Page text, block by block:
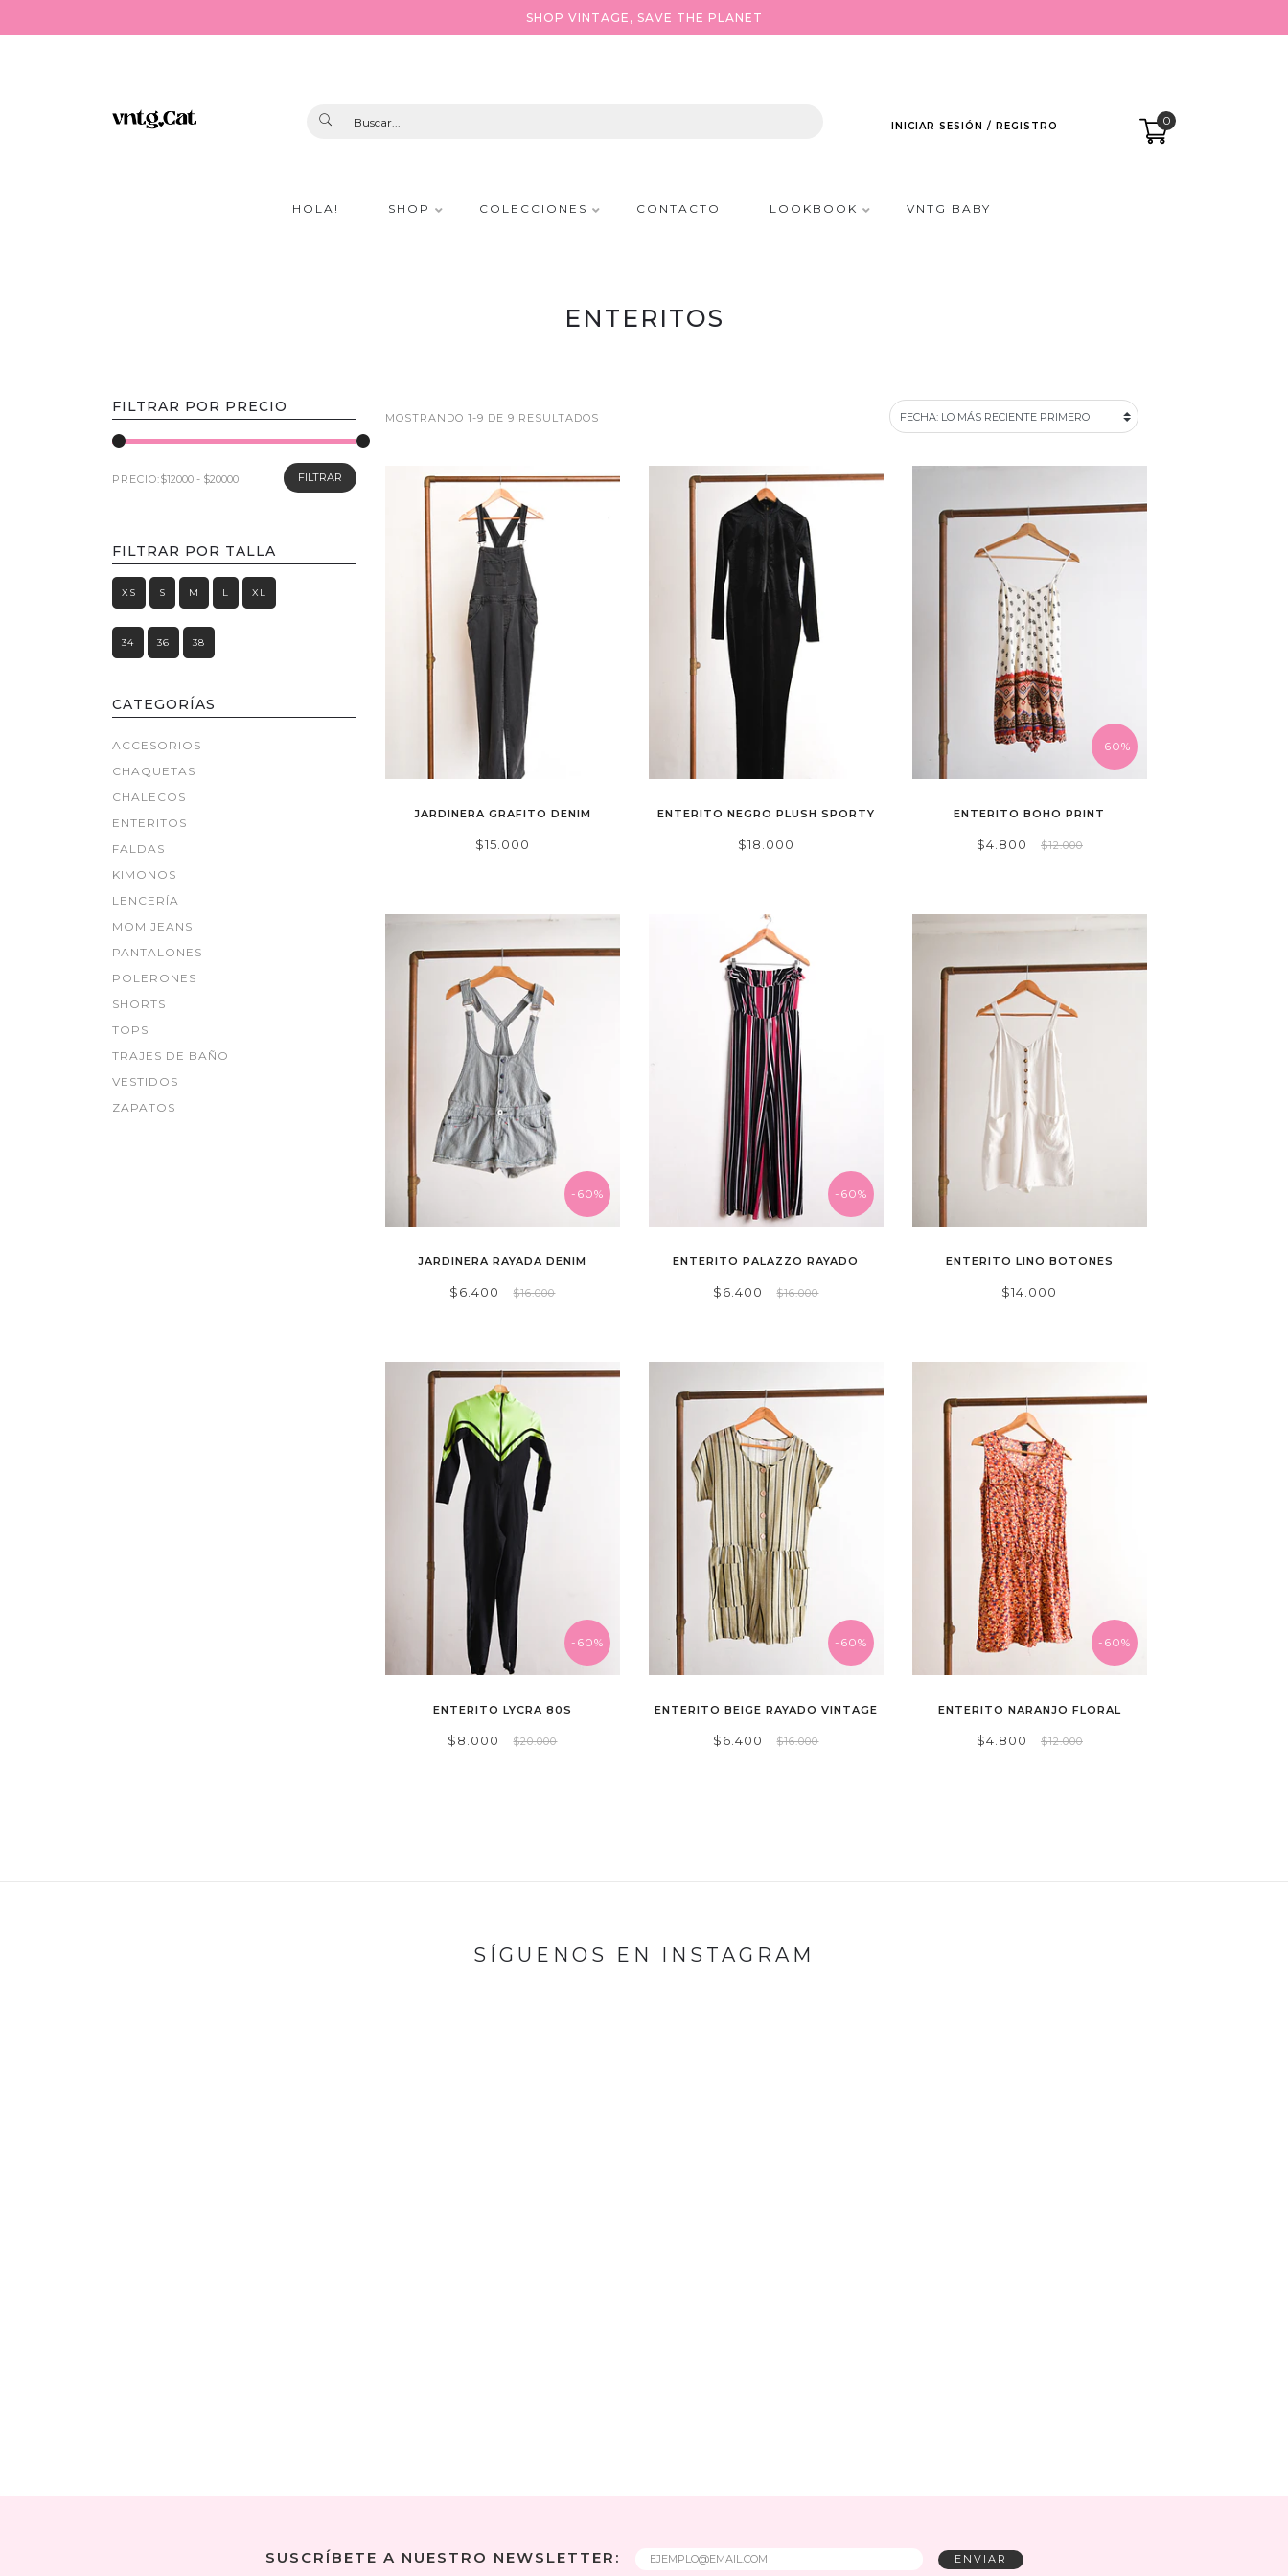
SHOP VINTAGE, SAVE THE PLANET
INICIAR SESIÓN / REGISTRO 0
HOLA! SHOP COLECCIONES CONTACTO LOOKBOOK VNTG BABY
ENTERITOS
FILTRAR POR PRECIO
PRECIO: FILTRAR
FILTRAR POR TALLA
XS S M L XL
34 36 38
CATEGORÍAS
ACCESORIOS
CHAQUETAS
CHALECOS
ENTERITOS
FALDAS
KIMONOS
LENCERÍA
MOM JEANS
PANTALONES
POLERONES
SHORTS
TOPS
TRAJES DE BAÑO
VESTIDOS
ZAPATOS
MOSTRANDO 1-9 DE 9 RESULTADOS
JARDINERA GRAFITO DENIM
$15.000
ENTERITO NEGRO PLUSH SPORTY
$18.000
-60%
ENTERITO BOHO PRINT
$4.800 $12.000
-60%
JARDINERA RAYADA DENIM
$6.400 $16.000
-60%
ENTERITO PALAZZO RAYADO
$6.400 $16.000
ENTERITO LINO BOTONES
$14.000
-60%
ENTERITO LYCRA 80S
$8.000 $20.000
-60%
ENTERITO BEIGE RAYADO VINTAGE
$6.400 $16.000
-60%
ENTERITO NARANJO FLORAL
$4.800 $12.000
SÍGUENOS EN INSTAGRAM
SUSCRÍBETE A NUESTRO NEWSLETTER: